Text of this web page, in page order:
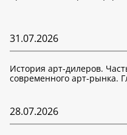
31.07.2026
История арт-дилеров.
современного арт-рынка.
28.07.2026